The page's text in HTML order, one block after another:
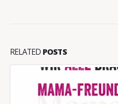
RELATED POSTS